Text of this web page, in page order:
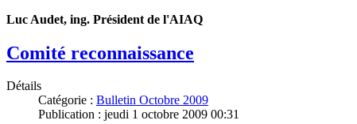
Luc Audet, ing. Président de l'AIAQ
Comité reconnaissance
Détails
Catégorie : Bulletin Octobre 2009
Publication : jeudi 1 octobre 2009 00:31